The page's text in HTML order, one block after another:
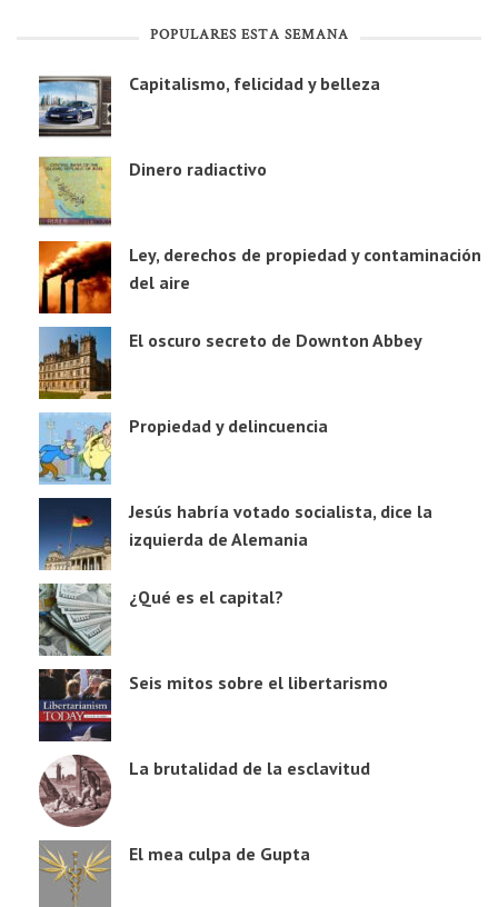
POPULARES ESTA SEMANA
Capitalismo, felicidad y belleza
Dinero radiactivo
Ley, derechos de propiedad y contaminación
del aire
El oscuro secreto de Downton Abbey
Propiedad y delincuencia
Jesús habría votado socialista, dice la
izquierda de Alemania
¿Qué es el capital?
Seis mitos sobre el libertarismo
La brutalidad de la esclavitud
El mea culpa de Gupta